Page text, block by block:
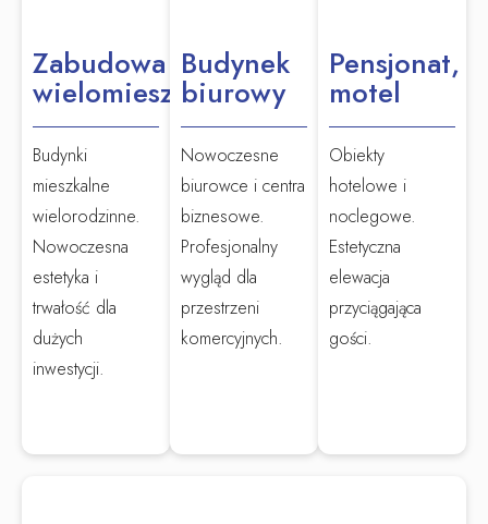
Zabudowa
wielomieszkaniowa
Budynki
mieszkalne
wielorodzinne.
Nowoczesna
estetyka i
trwałość dla
dużych
inwestycji.
Budynek
biurowy
Nowoczesne
biurowce i centra
biznesowe.
Profesjonalny
wygląd dla
przestrzeni
komercyjnych.
Pensjonat,
motel
Obiekty
hotelowe i
noclegowe.
Estetyczna
elewacja
przyciągająca
gości.